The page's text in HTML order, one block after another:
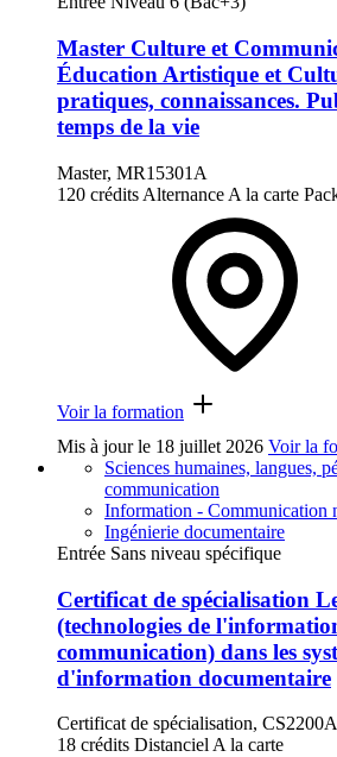
Master Culture et
Éducation Artistique et
pratiques, connaissances.
temps de la vie
Master, MR15301A
120 crédits Alternance A la carte
Voir la formation
Mis à jour le 18 juillet 2026 Voir la
Sciences humaines, langues,
communication
Information - Communication
Ingénierie documentaire
Entrée Sans niveau spécifique
Certificat de spécialisation
(technologies de
communication) dans les
d'information documentaire
Certificat de spécialisation, CS2200A
18 crédits Distanciel A la carte